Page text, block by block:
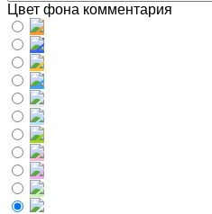
Цвет фона комментария